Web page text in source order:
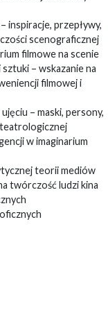
inspiracje, przepływy,
scenograficznej
filmowe na scenie
– wskazanie na
filmowej i
– maski, persony,
w imaginarium
teorii mediów
twórczość ludzi kina